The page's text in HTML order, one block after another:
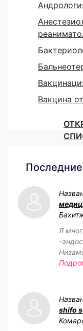
Вакцина
Я
-
shifo